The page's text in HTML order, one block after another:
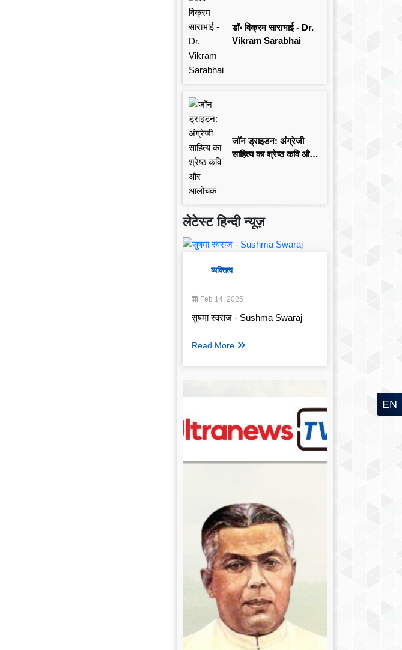
डॉ॰ विक्रम साराभाई - Dr.
Vikram Sarabhai
जॉन ड्राइडन: अंग्रेजी
साहित्य का श्रेष्ठ कवि और
लेटेस्ट हिन्दी न्यूज़
व्यक्तित्व
Feb 14, 2025
सुषमा स्वराज - Sushma Swaraj
Read More
EN